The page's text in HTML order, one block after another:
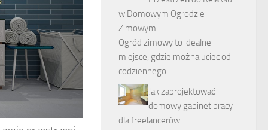
w Domowym Ogrodzie
Zimowym
Ogród zimowy to idealne
miejsce, gdzie można uciec od
codziennego …
Jak zaprojektować
domowy gabinet pracy
dla freelancerów